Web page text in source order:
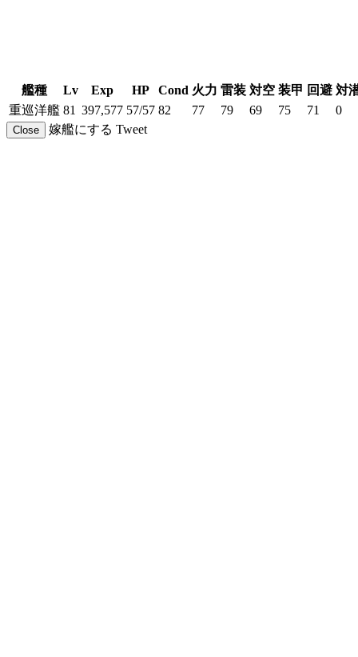
艦種 Lv Exp HP Cond 火力 雷装 対空 装甲 回避 対
重巡洋艦 81 397,577 57/57 82 77 79 69 75 71 0
Close 嫁艦にする Tweet